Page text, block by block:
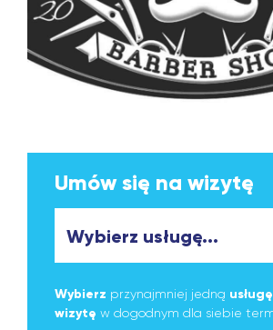
Umów się na wizytę
Wybierz przynajmniej jedną usługę
wizytę w dogodnym dla siebie